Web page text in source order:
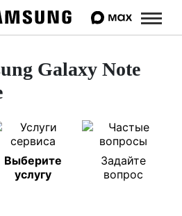
Galaxy Note
Выберите
услугу
Задайте
вопрос